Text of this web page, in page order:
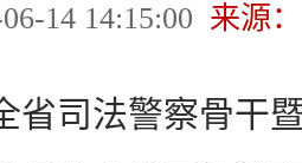
14 14:15:00 来源：
省司法警察骨干